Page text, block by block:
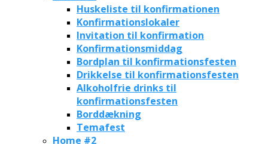
Huskeliste til konfirmationen
Konfirmationslokaler
Invitation til konfirmation
Konfirmationsmiddag
Bordplan til konfirmationsfesten
Drikkelse til konfirmationsfesten
Alkoholfrie drinks til
konfirmationsfesten
Borddækning
Temafest
Home #2